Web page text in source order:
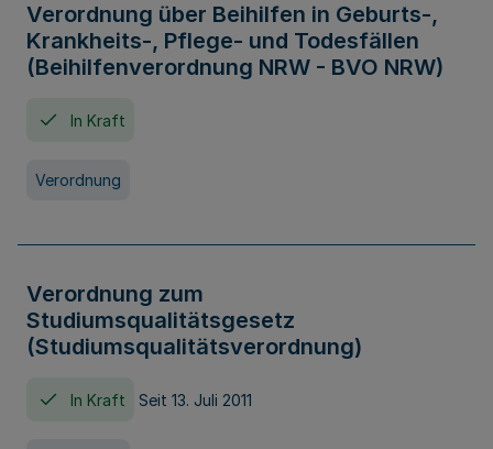
Verordnung über Beihilfen in Geburts-,
Krankheits-, Pflege- und Todesfällen
(Beihilfenverordnung NRW - BVO NRW)
In Kraft
Verordnung
Verordnung zum
Studiumsqualitätsgesetz
(Studiumsqualitätsverordnung)
In Kraft Seit 13. Juli 2011